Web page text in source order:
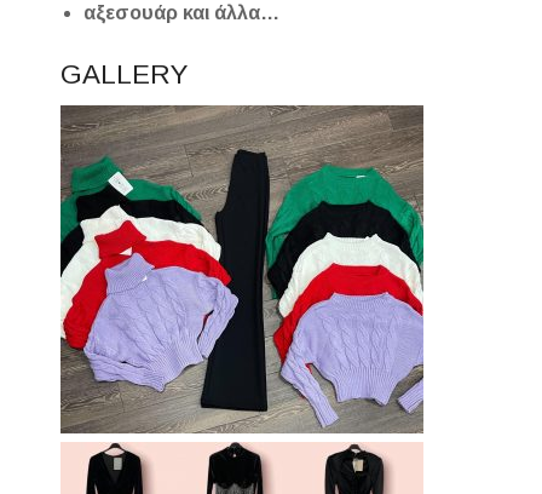
αξεσουάρ και άλλα…
GALLERY